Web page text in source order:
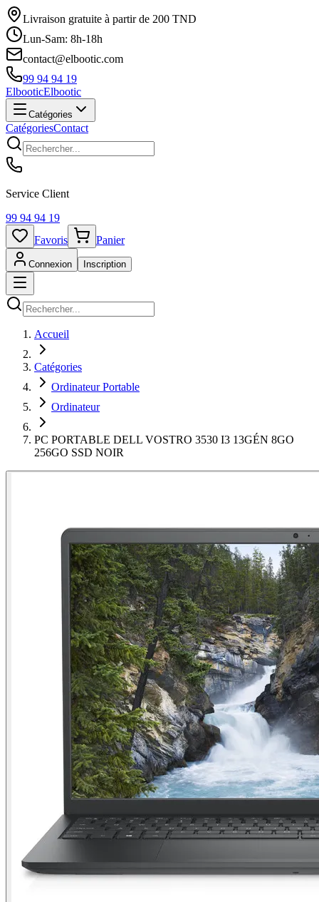
Livraison gratuite à partir de 200 TND
Lun-Sam: 8h-18h
contact@elbootic.com
99 94 94 19
ElbooticElbootic
Catégories
CatégoriesContact
Service Client
99 94 94 19
Favoris
Panier
Connexion Inscription
Accueil
Catégories
Ordinateur Portable
Ordinateur
PC PORTABLE DELL VOSTRO 3530 I3 13GÉN 8GO
256GO SSD NOIR